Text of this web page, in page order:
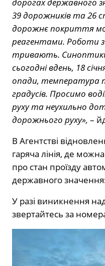
дорогах державного
39 дорожників та 26
дорожнє покриття
реагентами. Роботи з
тривають.
сьогодні вдень, 18
опади, температура
градусів. Просимо
руху та неухильно
дорожнього руху», –
В Агентстві
гаряча лінія, де
про стан проїзду
державного
У разі виникнення
звертайтесь за